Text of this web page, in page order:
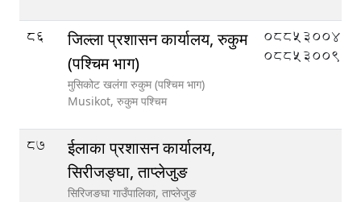
86
जिल्ला प्रशासन कार्यालय, रुकुम
(पश्चिम भाग)
मुसिकोट खलंगा रुकुम (पश्चिम भाग)
Musikot, रुकुम पश्चिम
०८८५३००४०,
०८८५३००९०
87
ईलाका प्रशासन कार्यालय,
सिरीजङ्घा, ताप्लेजुङ
सिरिजङघा गाउँपालिका, ताप्लेजुङ